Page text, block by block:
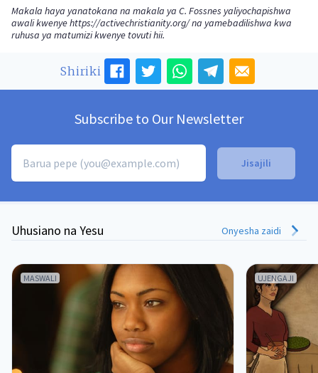
Makala haya yanatokana na makala ya C. Fossnes yaliyochapishwa
awali kwenyehttps://activechristianity.org/na yamebadilishwa kwa
ruhusa ya matumizi kwenye tovuti hii.
Shiriki
Subscribe to Our Newsletter
Uhusiano na Yesu Onyesha zaidi
MASWALI UJENGAJI